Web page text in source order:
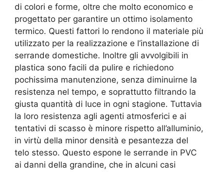
di colori e forme, oltre che molto economico e
progettato per garantire un ottimo isolamento
termico. Questi fattori lo rendono il materiale più
utilizzato per la realizzazione e l’installazione di
serrande domestiche. Inoltre gli avvolgibili in
plastica sono facili da pulire e richiedono
pochissima manutenzione, senza diminuirne la
resistenza nel tempo, e soprattutto filtrando la
giusta quantità di luce in ogni stagione. Tuttavia
la loro resistenza agli agenti atmosferici e ai
tentativi di scasso è minore rispetto all’alluminio,
in virtù della minor densità e pesantezza del
telo stesso. Questo espone le serrande in PVC
ai danni della grandine, che in alcuni casi